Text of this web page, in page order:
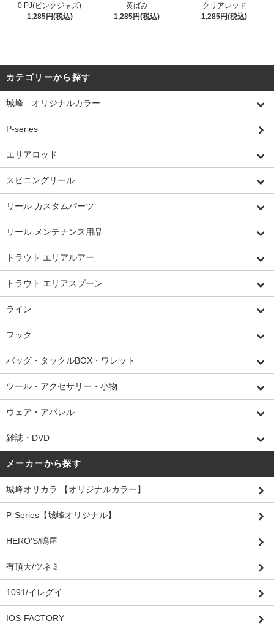
0 PJ(ピンクジャズ)
1,285円(税込)
黄ばみ
1,285円(税込)
クリアレッド
1,285円(税込)
カテゴリーから探す
城峰 オリジナルカラー
P-series
エリアロッド
スピニングリール
リール カスタムパーツ
リール メンテナンス用品
トラウト エリアルアー
トラウト エリアスプーン
ライン
フック
バッグ・タックルBOX・ワレット
ツール・アクセサリー・小物
ウェア・アパレル
雑誌・DVD
メーカーから探す
城峰オリカラ 【オリジナルカラー】
P-Series【城峰オリジナル】
HERO'S/嶋屋
有頂天/ツネミ
1091/イレグイ
IOS-FACTORY